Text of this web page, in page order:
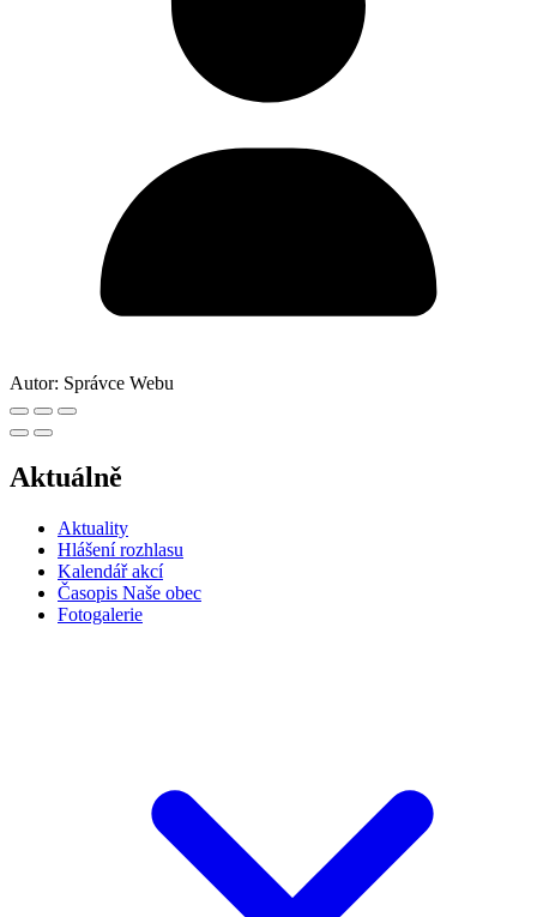
Autor: Správce Webu
Aktuálně
Aktuality
Hlášení rozhlasu
Kalendář akcí
Časopis Naše obec
Fotogalerie